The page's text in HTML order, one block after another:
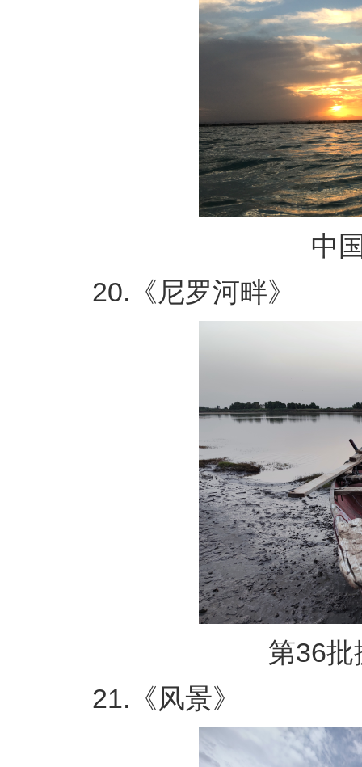
中国
20.《尼罗河畔》
第36批
21.《风景》